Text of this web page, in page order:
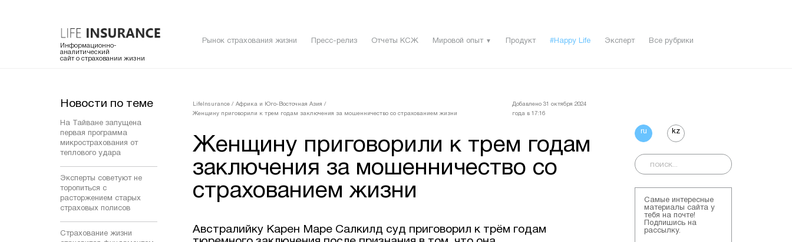
Информационно-
аналитический
сайт о страховании жизни
Рынок страхования жизни Пресс-релиз Отчеты КСЖ Мировой опыт ▼ Продукт #Happy Life Эксперт Все рубрики
Новости по теме
На Тайване запущена
первая программа
микрострахования от
теплового удара
Эксперты советуют не
торопиться с
расторжением старых
страховых полисов
Страхование жизни
LifeInsurance / Африка и Юго-Восточная Азия /
Женщину приговорили к трем годам заключения за мошенничество со страхованием жизни
Добавлено 31 октября 2024
года в 17:16
Женщину приговорили к трем годам
заключения за мошенничество со
страхованием жизни
Австралийку Карен Маре Салкилд суд приговорил к трём годам
ru kz
Самые интересные
материалы сайта у
тебя на почте!
Подпишись на
рассылку.